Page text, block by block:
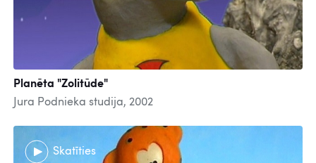
Planēta "Zolitūde"
Jura Podnieka studija, 2002
Skatīties